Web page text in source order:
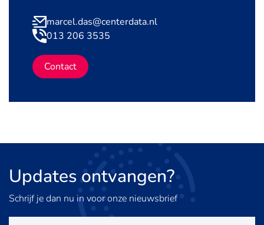
marcel.das@centerdata.nl
013 206 3535
Contact
Updates ontvangen?
Schrijf je dan nu in voor onze nieuwsbrief